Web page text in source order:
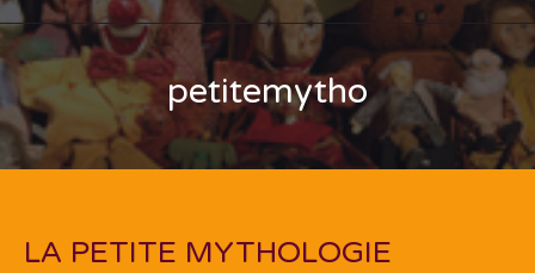
petitemytho
LA PETITE MYTHOLOGIE